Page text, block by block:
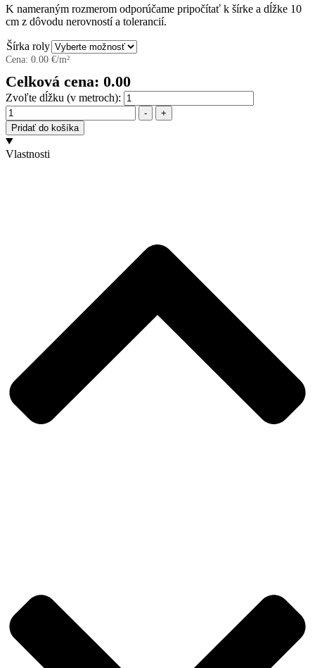
K nameraným rozmerom odporúčame pripočítať k šírke a dĺžke 10
cm z dôvodu nerovností a tolerancií.
Šírka roly
Cena: 0.00 €/m²
Celková cena: 0.00
Zvoľte dĺžku (v metroch):
Množstvo
-
+
Pridať do košíka
Vlastnosti